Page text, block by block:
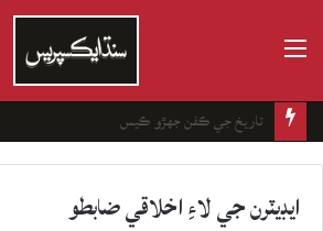
چانهه جا باغ
ايڊيٽرن جي لاءِ اخلاقي ضابطو